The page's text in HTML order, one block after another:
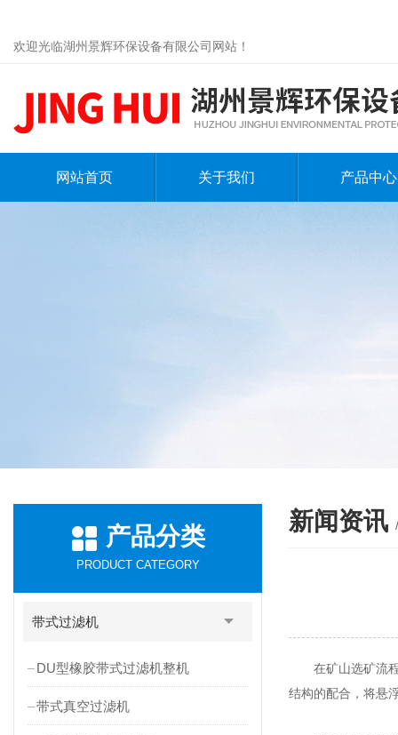
欢迎光临湖州景辉环保设备有限公司网站！
网站首页 关于我们 产品中心
产品分类
PRODUCT CATEGORY
带式过滤机
DU型橡胶带式过滤机整机
带式真空过滤机
新闻资讯
在矿山选矿流程
结构的配合，将悬